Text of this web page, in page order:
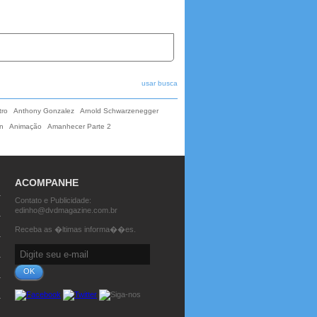
usar busca
Anthony Gonzalez
Arnold Schwarzenegger
Animação Amanhecer Parte 2
ACOMPANHE
Contato e Publicidade:
edinho@dvdmagazine.com.br
Receba as �ltimas informa��es.
OK